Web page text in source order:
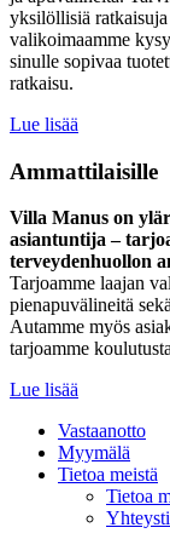
yksilöllisiä
valikoimaamme
sinulle sopivaa
ratkaisu.
Lue lisää
Ammattilaisille
Villa Manus on
asiantuntija –
terveydenhuollon
Tarjoamme laajan
pienapuvälineitä
Autamme myös
tarjoamme
Lue lisää
Vastaanotto
Myymälä
Tietoa meistä
Tietoa